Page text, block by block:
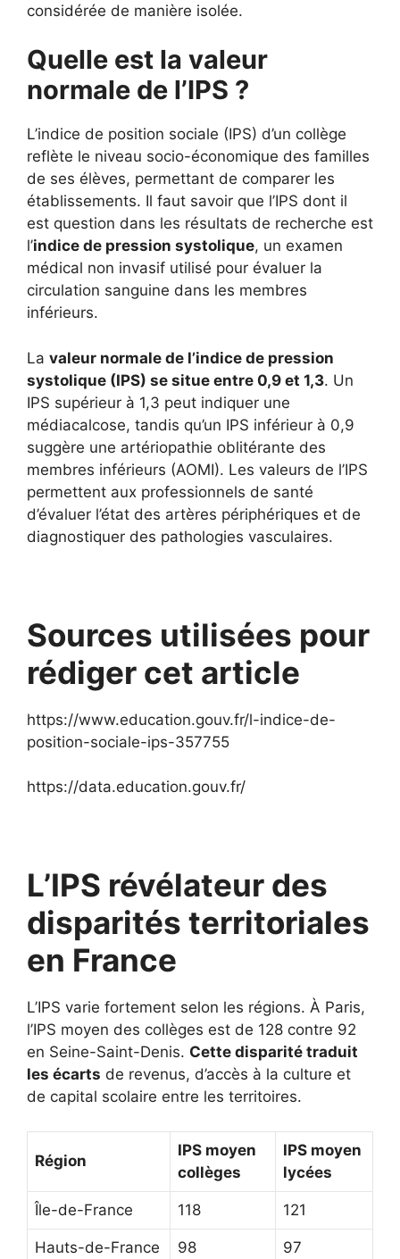
considérée de manière isolée.
Quelle est la valeur
normale de l’IPS ?
L’indice de position sociale (IPS) d’un collège
reflète le niveau socio-économique des familles
de ses élèves, permettant de comparer les
établissements. Il faut savoir que l’IPS dont il
est question dans les résultats de recherche est
l’indice de pression systolique, un examen
médical non invasif utilisé pour évaluer la
circulation sanguine dans les membres
inférieurs.
La valeur normale de l’indice de pression
systolique (IPS) se situe entre 0,9 et 1,3. Un
IPS supérieur à 1,3 peut indiquer une
médiacalcose, tandis qu’un IPS inférieur à 0,9
suggère une artériopathie oblitérante des
membres inférieurs (AOMI). Les valeurs de l’IPS
permettent aux professionnels de santé
d’évaluer l’état des artères périphériques et de
diagnostiquer des pathologies vasculaires.
Sources utilisées pour
rédiger cet article
https://www.education.gouv.fr/l-indice-de-
position-sociale-ips-357755
https://data.education.gouv.fr/
L’IPS révélateur des
disparités territoriales
en France
L’IPS varie fortement selon les régions. À Paris,
l’IPS moyen des collèges est de 128 contre 92
en Seine-Saint-Denis. Cette disparité traduit
les écarts de revenus, d’accès à la culture et
de capital scolaire entre les territoires.
Région
IPS moyen
collèges
IPS moyen
lycées
Île-de-France 118 121
Hauts-de-France 98 97